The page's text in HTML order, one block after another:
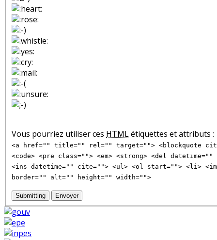
Vous pourriez utiliser ces HTMLétiquettes et attributs :
<a href="" title="" rel="" target=""> <blockquote
<code> <pre class=""> <em> <strong> <del
<ins datetime="" cite=""> <ul> <ol start=""> <li>
border="" alt="" height="" width="">
Submitting Envoyer